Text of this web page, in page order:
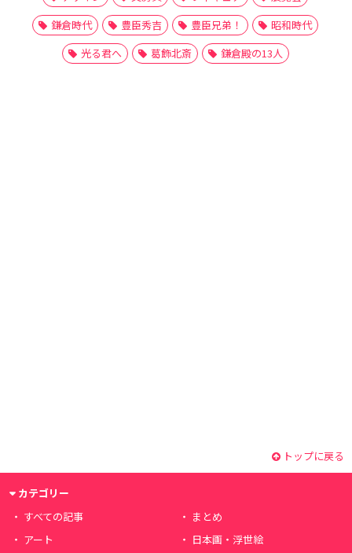
鎌倉時代
豊臣秀吉 豊臣兄弟！
昭和時代
光る君へ
葛飾北斎 鎌倉殿の13人
トップに戻る
カテゴリー
すべての記事
まとめ
アート
日本画・浮世絵